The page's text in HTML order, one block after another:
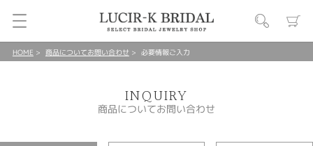
HOME 商品についてお問い合わせ 必要情報ご入力
INQUIRY
商品についてお問い合わせ